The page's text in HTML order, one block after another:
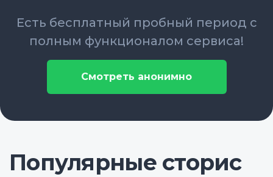
Есть бесплатный пробный период с
полным функционалом сервиса!
Смотреть анонимно
Популярные сторис